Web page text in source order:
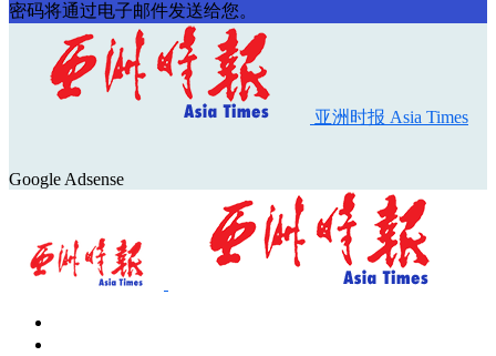
密码将通过电子邮件发送给您。
亚洲时报 Asia Times
Google Adsense